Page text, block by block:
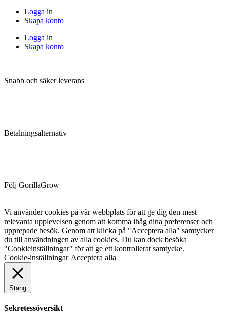
Logga in
Skapa konto
Logga in
Skapa konto
Snabb och säker leverans
Betalningsalternativ
Följ GorillaGrow
Vi använder cookies på vår webbplats för att ge dig den mest
relevanta upplevelsen genom att komma ihåg dina preferenser och
upprepade besök. Genom att klicka på "Acceptera alla" samtycker
du till användningen av alla cookies. Du kan dock besöka
"Cookieinställningar" för att ge ett kontrollerat samtycke.
Cookie-inställningar Acceptera alla
Stäng
Sekretessöversikt